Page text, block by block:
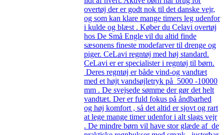
overtøj der er godt nok til det danske vejr,
og som kan klare mange timers leg udenfor
i kulde og blæst . Køber du Celavi overtøj
hos De Små Engle vil du altid finde
sæsonens fineste modefarver til drenge og
piger. CeLavi regntøj med høj standard.
CeLavi er er specialister i regntøj til børn.
Deres regntøj er både vind-og vandtæt
med et højt vandsøjletryk på 5000 -10000
mm . De svejsede sømme der gør det helt
vandtæt. Der er fuld fokus på åndbarhed
og høj komfort , så det altid er sjovt og rart
at lege mange timer udenfor i alt slags vejr
. De mindre børn vil have stor glæde af de